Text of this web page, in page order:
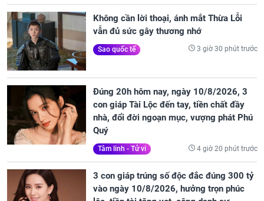
Không cần lời thoại, ánh mắt Thừa Lỗi
vẫn đủ sức gây thương nhớ
Sao quốc tế 3 giờ 30 phút trước
Đúng 20h hôm nay, ngày 10/8/2026, 3
con giáp Tài Lộc đến tay, tiền chất đầy
nhà, đổi đời ngoạn mục, vượng phát Phú
Quý
Tâm linh - Tử vi 4 giờ 20 phút trước
3 con giáp trúng số độc đắc đúng 300 tỷ
vào ngày 10/8/2026, hưởng trọn phúc